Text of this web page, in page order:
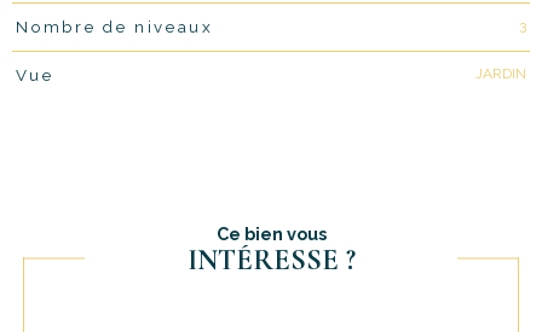
Nombre de niveaux 3
Vue JARDIN
Ce bien vous
INTÉRESSE ?